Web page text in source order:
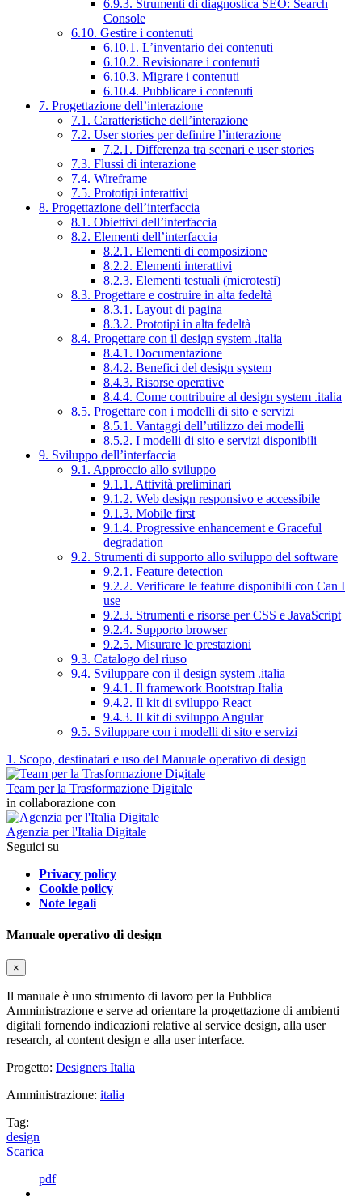
6.9.3. Strumenti di diagnostica SEO: Search
Console
6.10. Gestire i contenuti
6.10.1. L’inventario dei contenuti
6.10.2. Revisionare i contenuti
6.10.3. Migrare i contenuti
6.10.4. Pubblicare i contenuti
7. Progettazione dell’interazione
7.1. Caratteristiche dell’interazione
7.2. User stories per definire l’interazione
7.2.1. Differenza tra scenari e user stories
7.3. Flussi di interazione
7.4. Wireframe
7.5. Prototipi interattivi
8. Progettazione dell’interfaccia
8.1. Obiettivi dell’interfaccia
8.2. Elementi dell’interfaccia
8.2.1. Elementi di composizione
8.2.2. Elementi interattivi
8.2.3. Elementi testuali (microtesti)
8.3. Progettare e costruire in alta fedeltà
8.3.1. Layout di pagina
8.3.2. Prototipi in alta fedeltà
8.4. Progettare con il design system .italia
8.4.1. Documentazione
8.4.2. Benefici del design system
8.4.3. Risorse operative
8.4.4. Come contribuire al design system .italia
8.5. Progettare con i modelli di sito e servizi
8.5.1. Vantaggi dell’utilizzo dei modelli
8.5.2. I modelli di sito e servizi disponibili
9. Sviluppo dell’interfaccia
9.1. Approccio allo sviluppo
9.1.1. Attività preliminari
9.1.2. Web design responsivo e accessibile
9.1.3. Mobile first
9.1.4. Progressive enhancement e Graceful
degradation
9.2. Strumenti di supporto allo sviluppo del software
9.2.1. Feature detection
9.2.2. Verificare le feature disponibili con Can I
use
9.2.3. Strumenti e risorse per CSS e JavaScript
9.2.4. Supporto browser
9.2.5. Misurare le prestazioni
9.3. Catalogo del riuso
9.4. Sviluppare con il design system .italia
9.4.1. Il framework Bootstrap Italia
9.4.2. Il kit di sviluppo React
9.4.3. Il kit di sviluppo Angular
9.5. Sviluppare con i modelli di sito e servizi
1. Scopo, destinatari e uso del Manuale operativo di design
Team per la Trasformazione Digitale
in collaborazione con
Agenzia per l'Italia Digitale
Seguici su
Privacy policy
Cookie policy
Note legali
Manuale operativo di design
×
Il manuale è uno strumento di lavoro per la Pubblica
Amministrazione e serve ad orientare la progettazione di ambienti
digitali fornendo indicazioni relative al service design, alla user
research, al content design e alla user interface.
Progetto: Designers Italia
Amministrazione: italia
Tag:
design
Scarica
pdf